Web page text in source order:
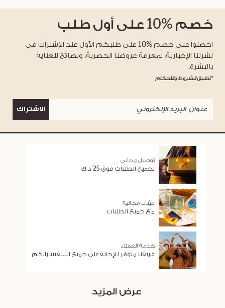
خصم %10 على أول طلب
احصلوا على خصم %10 على طلبكم الأول عند الإشتراك في
نشرتنا الإخبارية، لمعرفة عروضنا الحصرية، ونصائح للعناية
بالبشرة.
*تطبق الشروط والأحكام
الاشتراك
توصيل مجاني
لجميع الطلبات فوق 25 د.ك
عيّنات مجانية
مع جميع الطلبات
خدمة العملاء
فريقنا متوفر للإجابة على جميع استفساراتكم
عرض المزيد